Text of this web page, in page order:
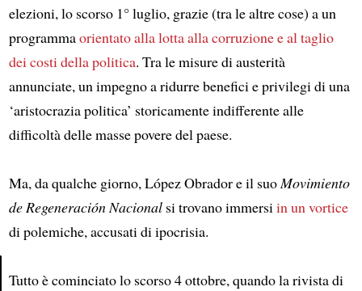
elezioni, lo scorso 1° luglio, grazie (tra le altre cose) a un
programmaorientato alla lotta alla corruzionee al taglio
dei costi della politica. Tra le misure di austerità
annunciate, un impegno a ridurre benefici e privilegi di una
‘aristocrazia politica’ storicamente indifferente alle
difficoltà delle masse povere del paese.
Ma, da qualche giorno, López Obrador e il suoMovimiento
de Regeneración Nacionalsi trovano immersiin un vortice
di polemiche, accusati di ipocrisia.
Tutto è cominciato lo scorso 4 ottobre, quando la rivista di